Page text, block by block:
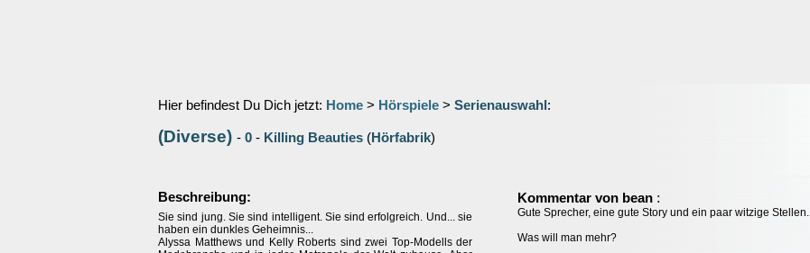
Hier befindest Du Dich jetzt: Home > Hörspiele > Serienauswahl :
(Diverse) - 0 - Killing Beauties (Hörfabrik)
Beschreibung:
Sie sind jung. Sie sind intelligent. Sie sind erfolgreich. Und... sie
haben ein dunkles Geheimnis...
Alyssa Matthews und Kelly Roberts sind zwei Top-Modells der
Kommentar von bean :
Gute Sprecher, eine gute Story und ein paar witzige Stellen.
Was will man mehr?